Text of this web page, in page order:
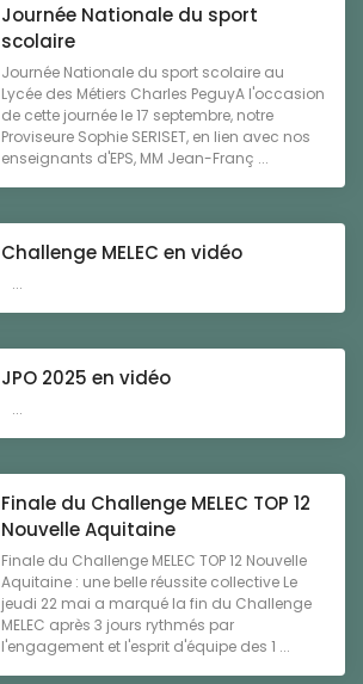
Journée Nationale du sport
scolaire
Journée Nationale du sport scolaire au
Lycée des Métiers Charles PeguyA l'occasion
de cette journée le 17 septembre, notre
Proviseure Sophie SERISET, en lien avec nos
enseignants d'EPS, MM Jean-Franç ...
Challenge MELEC en vidéo
...
JPO 2025 en vidéo
...
Finale du Challenge MELEC TOP 12
Nouvelle Aquitaine
Finale du Challenge MELEC TOP 12 Nouvelle
Aquitaine : une belle réussite collective Le
jeudi 22 mai a marqué la fin du Challenge
MELEC après 3 jours rythmés par
l'engagement et l'esprit d'équipe des 1 ...